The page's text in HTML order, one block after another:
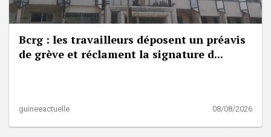
Bcrg : les travailleurs déposent un préavis
de grève et réclament la signature d...
guineeactuelle 08/08/2026